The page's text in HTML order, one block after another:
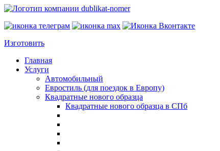
Изготовить
Главная
Услуги
Автомобильный
Евростиль (для поездок в Европу)
Квадратные нового образца
Квадратные нового образца в СПб